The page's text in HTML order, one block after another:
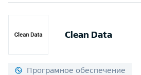
Clean Data
Програмное обеспечение